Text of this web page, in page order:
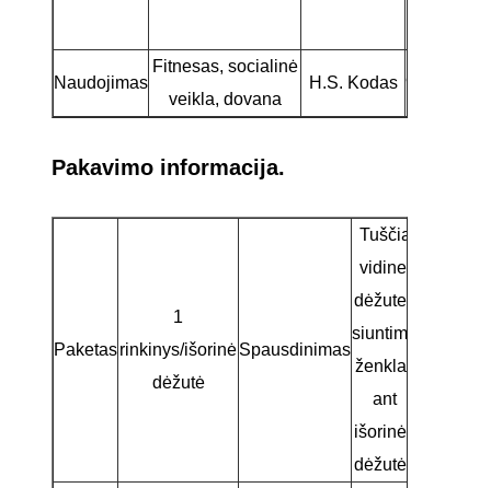
Naudojimas
Fitnesas, socialinė
veikla, dovana
H.S. Kodas
Pakavimo informacija.
Paketas
1
rinkinys/išorinė
dėžutė
Spausdinimas
Tuščia
vidinei
dėžutei,
siuntimo
ženklas
ant
išorinės
dėžutės